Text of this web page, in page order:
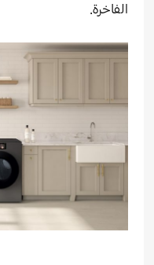
الفاخرة.